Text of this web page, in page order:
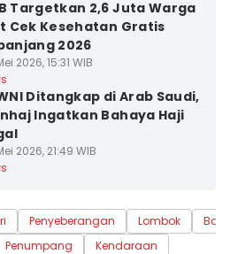
Targetkan 2,6 Juta Warga
Cek Kesehatan Gratis
2026
2026, 15:31 WIB
Ditangkap di Arab Saudi,
Ingatkan Bahaya Haji
2026, 21:49 WIB
Penyeberangan Lombok
Bali
Penumpang Kendaraan